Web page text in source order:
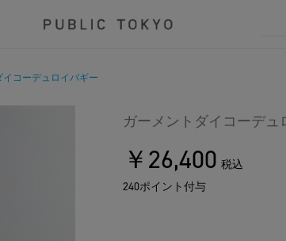
イコーデュロイバギー
ガーメントダイコーデュ
￥26,400 税込
240ポイント付与